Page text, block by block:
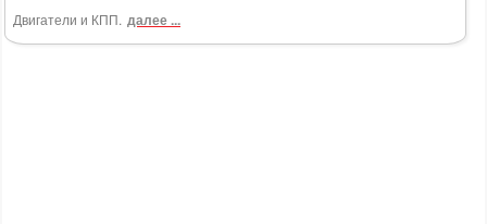
Двигатели и КПП. далее ...